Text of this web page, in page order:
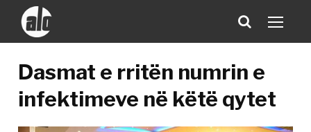
Dasmat e rritën numrin e
infektimeve në këtë qytet